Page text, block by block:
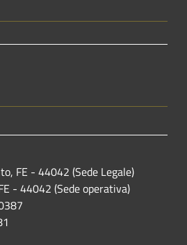
FE - 44042 (Sede Legale)
- 44042 (Sede operativa)